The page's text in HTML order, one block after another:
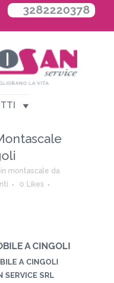
3282220378
in montascale da
0 Likes
A CINGOLI
A CINGOLI
SERVICE SRL